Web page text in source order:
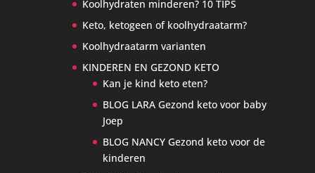
Koolhydraten minderen? 10 TIPS
Keto, ketogeen of koolhydraatarm?
Koolhydraatarm varianten
KINDEREN EN GEZOND KETO
Kan je kind keto eten?
BLOG LARA Gezond keto voor baby
Joep
BLOG NANCY Gezond keto voor de
kinderen